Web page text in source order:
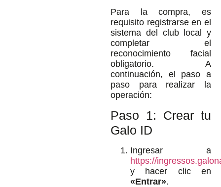
Para la compra, es
requisito registrarse en el
sistema del club local y
completar el
reconocimiento facial
obligatorio. A
continuación, el paso a
paso para realizar la
operación:
Paso 1: Crear tu
Galo ID
Ingresar a
https://
y hacer clic en
«Entrar».